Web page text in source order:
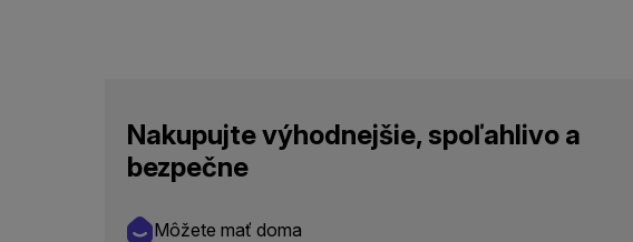
Nakupujte výhodnejšie, spoľahlivo a
bezpečne
Môžete mať doma